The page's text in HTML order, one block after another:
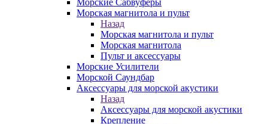
Морские Сабвуферы
Морская магнитола и пульт
Назад
Морская магнитола и пульт
Морская магнитола
Пульт и аксессуары
Морские Усилители
Морской Cаундбар
Аксессуары для морской акустики
Назад
Аксессуары для морской акустики
Крепление